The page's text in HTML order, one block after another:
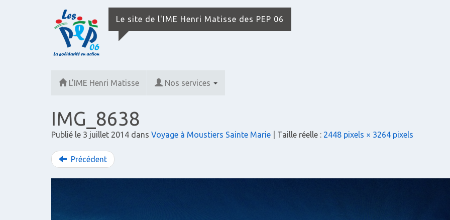
Le site de l'IME Henri Matisse des PEP 06
L’IME Henri Matisse Nos services
IMG_8638
Publié le 3 juillet 2014 dans Voyage à Moustiers Sainte Marie | Taille réelle : 2448 pixels × 3264 pixels
Précédent